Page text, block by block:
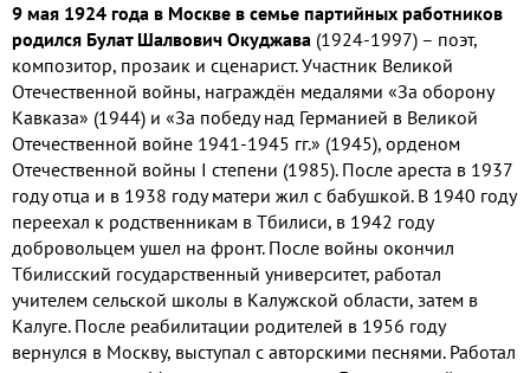
9 мая 1924 года в Москве в семье партийных работников
родился Булат Шалвович Окуджава (1924-1997) – поэт,
композитор, прозаик и сценарист. Участник Великой
Отечественной войны, награждён медалями «За оборону
Кавказа» (1944) и «За победу над Германией в Великой
Отечественной войне 1941-1945 гг.» (1945), орденом
Отечественной войны I степени (1985). После ареста в 1937
году отца и в 1938 году матери жил с бабушкой. В 1940 году
переехал к родственникам в Тбилиси, в 1942 году
добровольцем ушел на фронт. После войны окончил
Тбилисский государственный университет, работал
учителем сельской школы в Калужской области, затем в
Калуге. После реабилитации родителей в 1956 году
вернулся в Москву, выступал с авторскими песнями. Работал